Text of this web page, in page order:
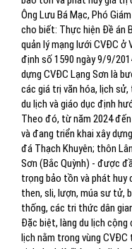
Ông Lưu Bá Mạc, Phó
cho biết: Thực hiện Đề án
quản lý mạng lưới CVĐC
định số 1590 ngày 9/9/
dựng CVĐC Lạng Sơn là
các giá trị văn hóa, lịch
du lịch và giáo dục định
Theo đó, từ năm 2024
và đang triển khai xây
đá Thạch Khuyên; thôn
Sơn (Bắc Quỳnh) - được
trọng bảo tồn và phát huy
then, sli, lượn, múa sư tử,
thống, các tri thức dân
Đặc biệt, làng du lịch cộng
lịch nằm trong vùng CVĐC